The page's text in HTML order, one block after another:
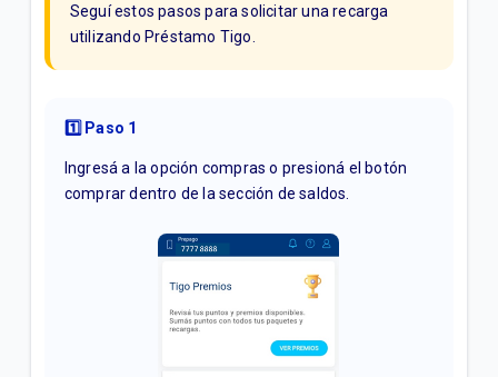
Creá tus credenciales en Mi Tigo App | General
Compra de paquetes recurrentes en Mi Tigo -
Afiliación con Teléfono y Contraseña
Compra de paquetes recurrentes en Mi Tigo App |
Seguí estos pasos para solicitar una recarga
utilizando Préstamo Tigo.
1️⃣ Paso 1
Ingresá a la opción compras o presioná el botón
comprar dentro de la sección de saldos.